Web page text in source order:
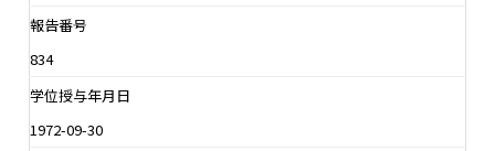
報告番号
834
学位授与年月日
1972-09-30